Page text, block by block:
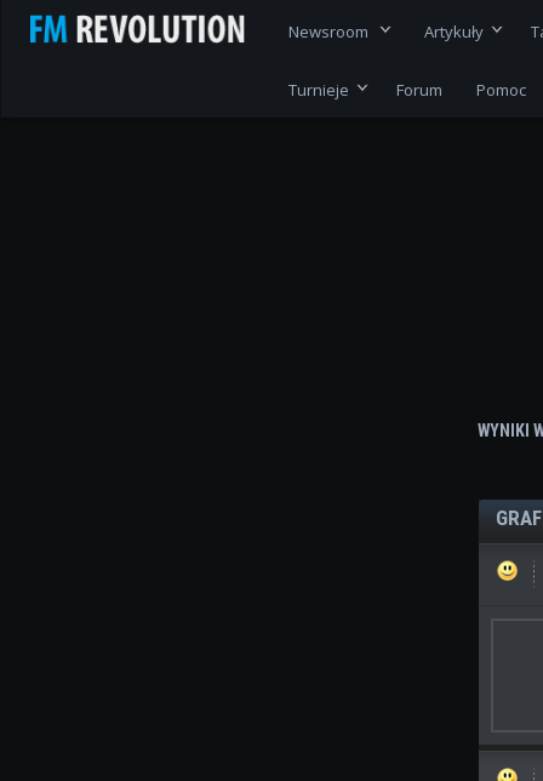
Newsroom Artykuły
Turnieje Forum Pomoc
WYNIKI